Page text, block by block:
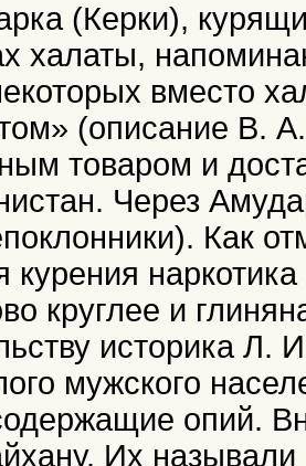
(Керки),
халаты,
вместо
(описание В.
товаром и
Через
Как
курения
круглее и
историка Л.
мужского
опий.
Их